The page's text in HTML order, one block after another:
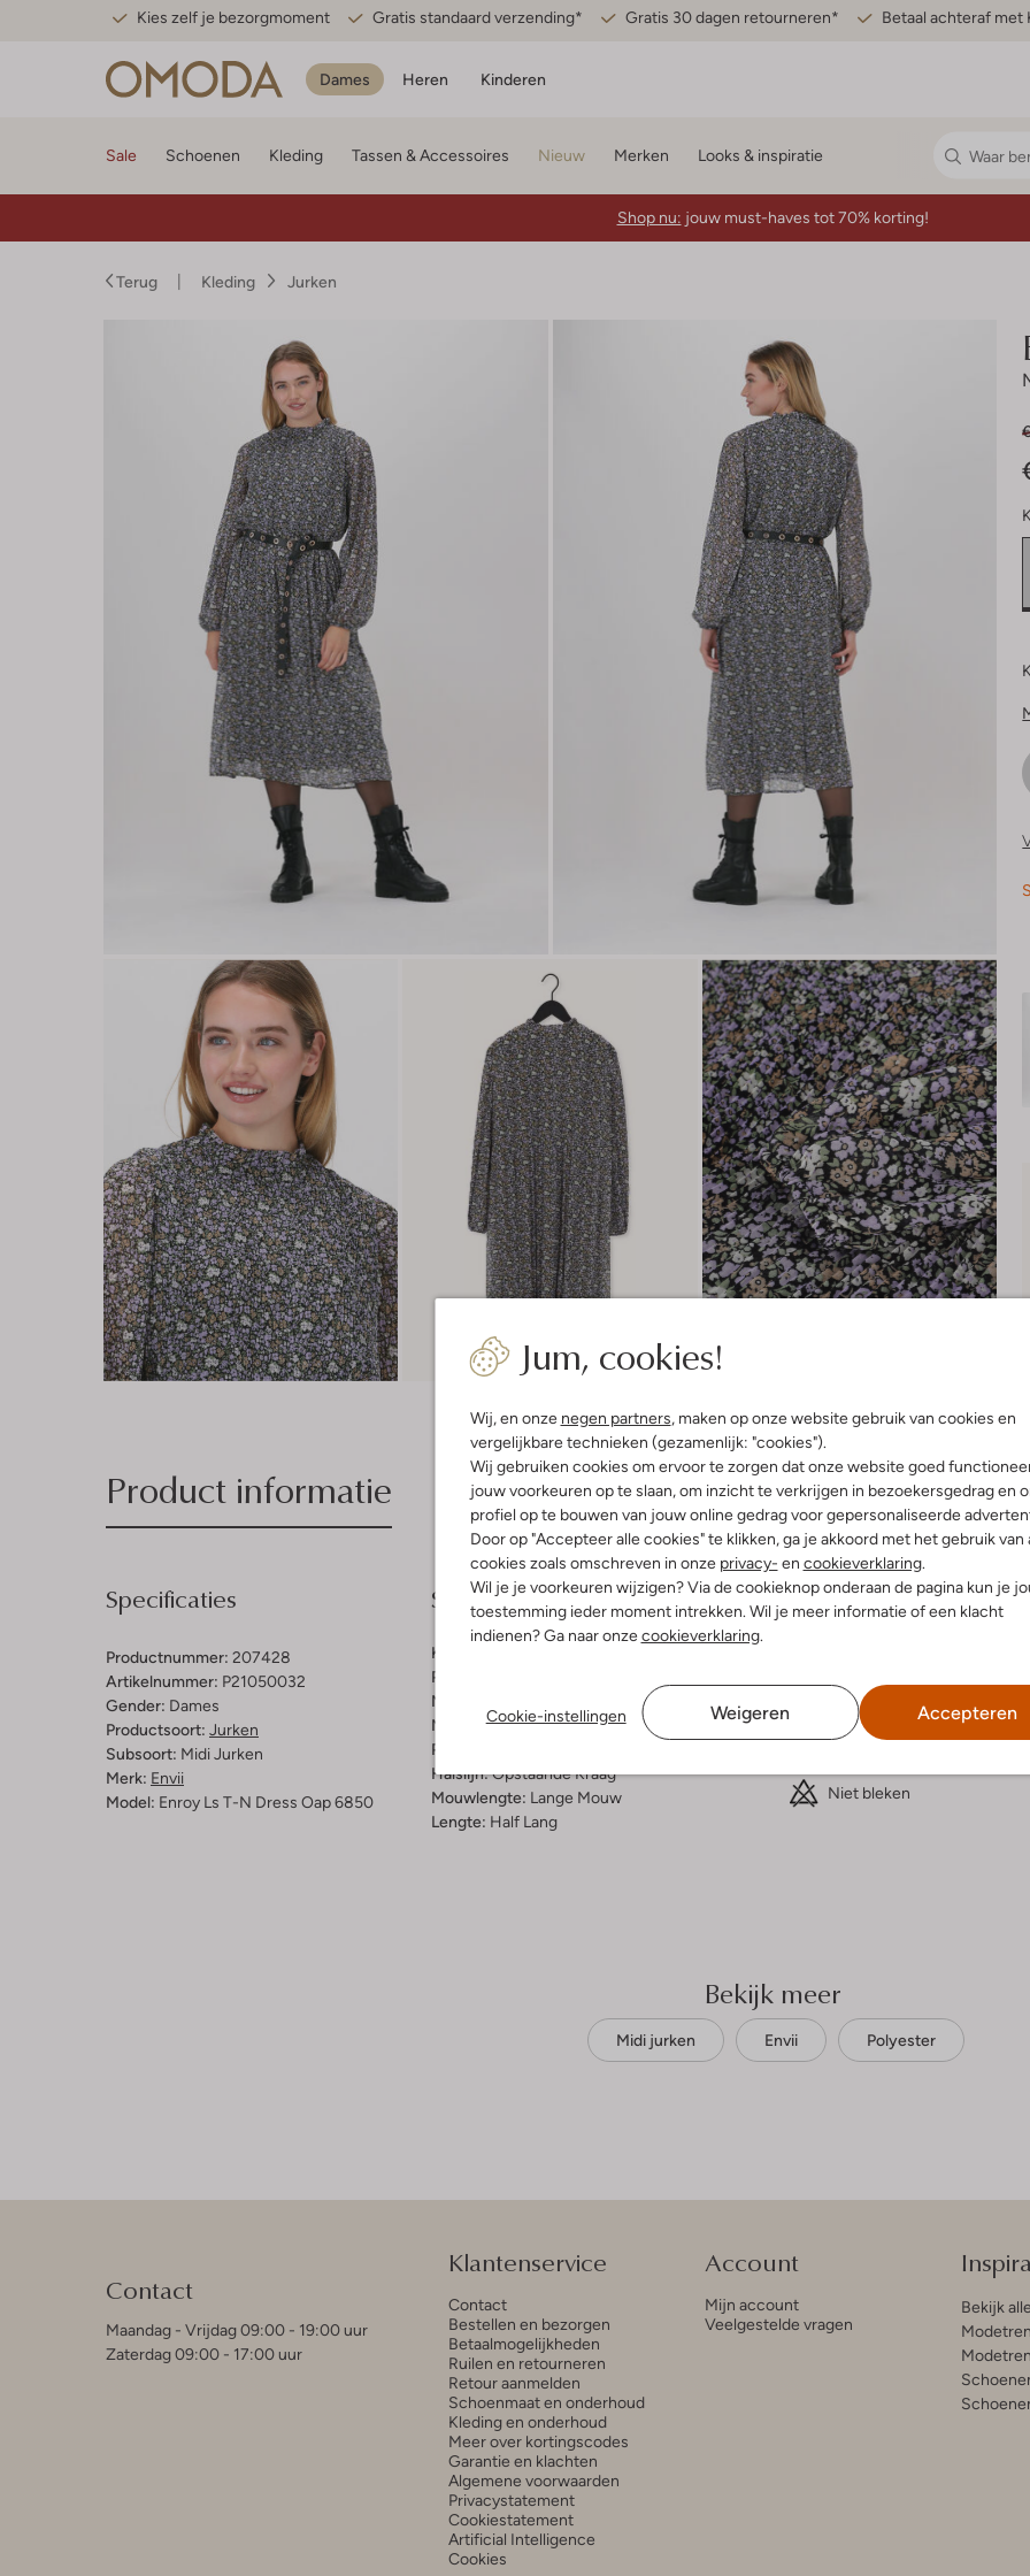
Kies zelf je bezorgmoment Gratis standaard verzending* Gratis 30 dagen retourneren* Betaal achteraf met
Dames Heren Kinderen
Jum, cookies!
Wij, en onze negen partners, maken op onze website gebruik van cookies en
vergelijkbare technieken (gezamenlijk: "cookies").
Wij gebruiken cookies om ervoor te zorgen dat onze website goed
jouw voorkeuren op te slaan, om inzicht te verkrijgen in bezoekersgedrag en
profiel op te bouwen van jouw online gedrag voor gepersonaliseerde
Door op "Accepteer alle cookies" te klikken, ga je akkoord met het gebruik van
cookies zoals omschreven in onze privacy- en cookieverklaring.
Wil je je voorkeuren wijzigen? Via de cookieknop onderaan de pagina kun je
toestemming ieder moment intrekken. Wil je meer informatie of een klacht
indienen? Ga naar onzecookieverklaring.
Cookie-instellingen Weigeren Accepteren
Sale Schoenen Kleding Tassen & Accessoires Nieuw Merken Looks & inspiratie
Shop nu: jouw must-haves tot 70% korting!
Terug Kleding Jurken
Product informatie Bezorgen & retourneren
Specificaties
Productnummer: 207428
Artikelnummer: P21050032
Gender: Dames
Productsoort: Jurken
Subsoort: Midi Jurken
Merk: Envii
Model: Enroy Ls T-N Dress Oap 6850
Samenstelling & Pasvorm
Kleur:
Patroon:
Materiaal:
Materiaalpercentages:100% Polyester
Pasvorm:
Halslijn:Opstaande Kraag
Mouwlengte: Lange Mouw
Lengte: Half Lang
Wasvoorschriften
Niet strijken
Kan niet in de droogtrommel
Niet bleken
Bekijk meer
Midi jurken Envii Polyester
Contact
Maandag - Vrijdag 09:00 - 19:00 uur
Zaterdag 09:00 - 17:00 uur
Klantenservice
Contact
Bestellen en bezorgen
Betaalmogelijkheden
Ruilen en retourneren
Retour aanmelden
Schoenmaat en onderhoud
Kleding en onderhoud
Meer over kortingscodes
Garantie en klachten
Algemene voorwaarden
Privacystatement
Cookiestatement
Artificial Intelligence
Cookies
Account
Mijn account
Veelgestelde vragen
Bekijk